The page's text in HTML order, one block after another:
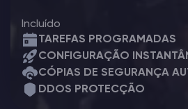
Incluído
TAREFAS PROGRAMADAS
CONFIGURAÇÃO
CÓPIAS DE SEGURANÇA
DDOS PROTECÇÃO